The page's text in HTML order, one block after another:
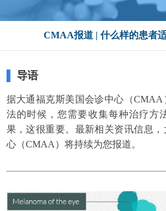
CMAA报道 | 什么样的患者
导语
据大通福克斯美国会诊中心（
法的时候，您需要收集每种治疗方
果，这很重要。最新相关资讯信息
心（CMAA）将持续为您报道。